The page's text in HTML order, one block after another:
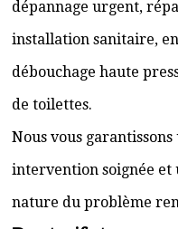
dépannage urgent,
installation sanitaire,
débouchage haute
de toilettes.
Nous vous
intervention soignée et
nature du problème